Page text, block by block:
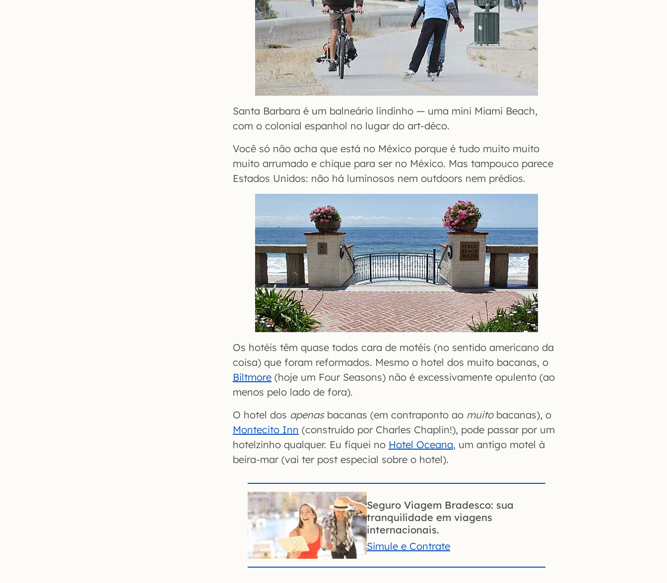
Santa Barbara é um balneário lindinho — uma mini Miami Beach,
com o colonial espanhol no lugar do art-déco.
Você só não acha que está no México porque é tudo muito muito
muito arrumado e chique para ser no México. Mas tampouco parece
Estados Unidos: não há luminosos nem outdoors nem prédios.
Os hotéis têm quase todos cara de motéis (no sentido americano da
coisa) que foram reformados. Mesmo o hotel dos muito bacanas, o
Biltmore (hoje um Four Seasons) não é excessivamente opulento (ao
menos pelo lado de fora).
O hotel dos apenasbacanas (em contraponto ao muito bacanas), o
Montecito Inn (construído por Charles Chaplin!), pode passar por um
hotelzinho qualquer. Eu fiquei no Hotel Oceana, um antigo motel à
beira-mar (vai ter post especial sobre o hotel).
Seguro Viagem Bradesco: sua
tranquilidade em viagens
internacionais.
Simule e Contrate